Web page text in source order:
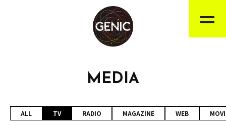
MEDIA
ALL TV RADIO MAGAZINE WEB